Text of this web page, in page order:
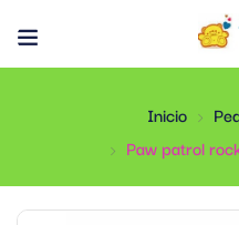
Inicio
Paw patrol